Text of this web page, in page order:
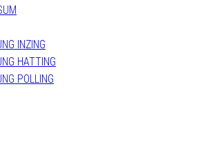
INZING
HATTING
POLLING